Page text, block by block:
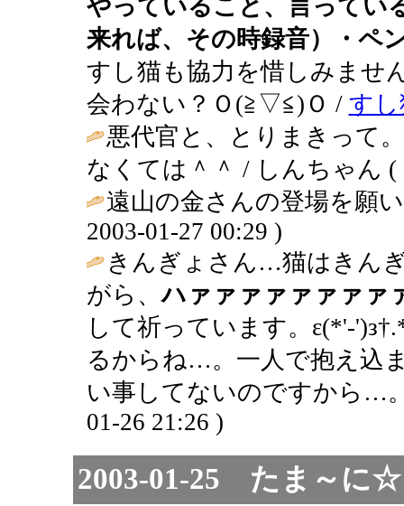
やっていること、言ってい
来れば、その時録音）・ペ
すし猫も協力を惜しみませ
会わない？Ｏ(≧▽≦)Ｏ / すし
悪代官と、とりまきって
なくては＾＾ / しんちゃん (
遠山の金さんの登場を願
2003-01-27 00:29 )
きんぎょさん…猫はきん
がら、ハァァァァァァァァ
して祈っています。ε(*'-
るからね…。一人で抱え込
い事してないのですから
01-26 21:26 )
2003-01-25 たま～に